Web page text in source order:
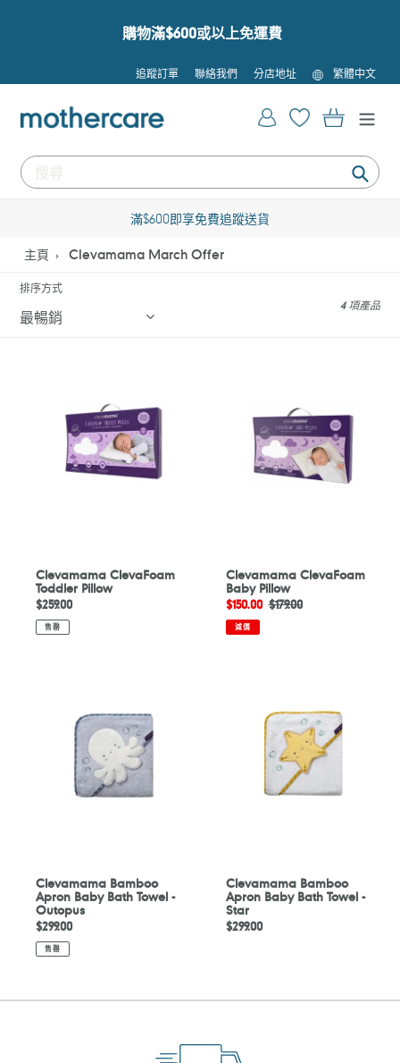
購物滿$600或以上免運費
追蹤訂單 聯絡我們 分店地址
語
言
繁體中文
提
登入 購物車
滿$600即享免費追蹤送貨
主頁 Clevamama March Offer
排序方式
4 項產品
Pillow
Clevamama ClevaFoam
Toddler Pillow
定
價
$259.00
售罄
Pillow
Clevamama ClevaFoam
Baby Pillow
售
價
$150.00 定
$179.00
減價
Clevamama Bamboo
Apron Baby Bath Towel -
Outopus
定
價
$299.00
售罄
Clevamama Bamboo
Apron Baby Bath Towel -
Star
定
$299.00